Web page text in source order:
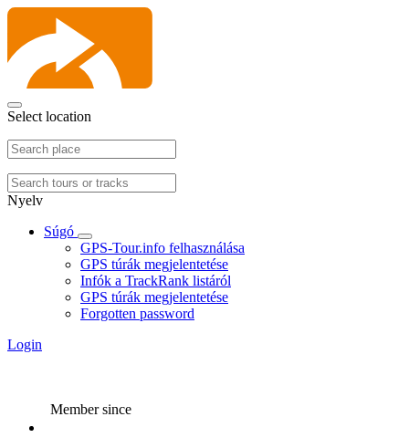
Select location
Nyelv
Súgó
GPS-Tour.info felhasználása
GPS túrák megjelentetése
Infók a TrackRank listáról
GPS túrák megjelentetése
Forgotten password
Login
Member since